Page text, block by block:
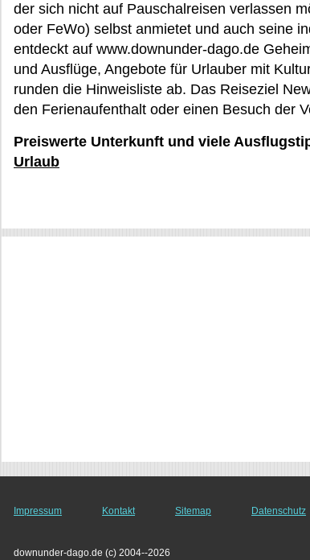
der sich nicht auf Pauschalreisen verlassen
oder FeWo) selbst anmietet und auch seine
entdeckt auf www.downunder-dago.de
und Ausflüge, Angebote für Urlauber mit
runden die Hinweisliste ab. Das Reiseziel
den Ferienaufenthalt oder einen Besuch der
Preiswerte Unterkunft und viele
Urlaub
Impressum Kontakt Sitemap Datenschutz
downunder-dago.de (c) 2004--2026